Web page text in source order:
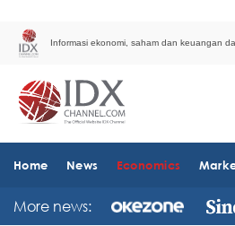
Informasi ekonomi, saham dan keuangan
Home News Economics
More news: